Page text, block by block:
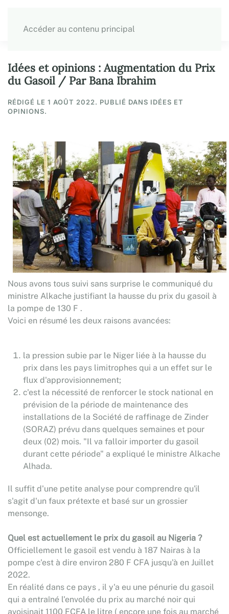
Accéder au contenu principal
Idées et opinions : Augmentation du Prix
du Gasoil / Par Bana Ibrahim
RÉDIGÉ LE 1 AOÛT 2022. PUBLIÉ DANS IDÉES ET
OPINIONS.
Nous avons tous suivi sans surprise le communiqué du
ministre Alkache justifiant la hausse du prix du gasoil à
la pompe de 130 F .
Voici en résumé les deux raisons avancées:
la pression subie par le Niger liée à la hausse du
prix dans les pays limitrophes qui a un effet sur le
flux d'approvisionnement;
c'est la nécessité de renforcer le stock national en
prévision de la période de maintenance des
installations de la Société de raffinage de Zinder
(SORAZ) prévu dans quelques semaines et pour
deux (02) mois. "Il va falloir importer du gasoil
durant cette période" a expliqué le ministre Alkache
Alhada.
Il suffit d'une petite analyse pour comprendre qu'il
s'agit d'un faux prétexte et basé sur un grossier
mensonge.
Quel est actuellement le prix du gasoil au Nigeria ?
Officiellement le gasoil est vendu à 187 Nairas à la
pompe c'est à dire environ 280 F CFA jusqu'à en Juillet
2022.
En réalité dans ce pays , il y'a eu une pénurie du gasoil
qui a entraîné l'envolée du prix au marché noir qui
avoisinait 1100 FCFA le litre ( encore une fois au marché